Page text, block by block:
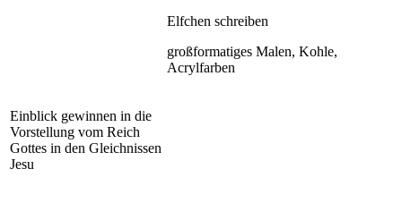
Elfchen schreiben
großformatiges Malen, Kohle,
Acrylfarben
Einblick gewinnen in die
Vorstellung vom Reich
Gottes in den Gleichnissen
Jesu